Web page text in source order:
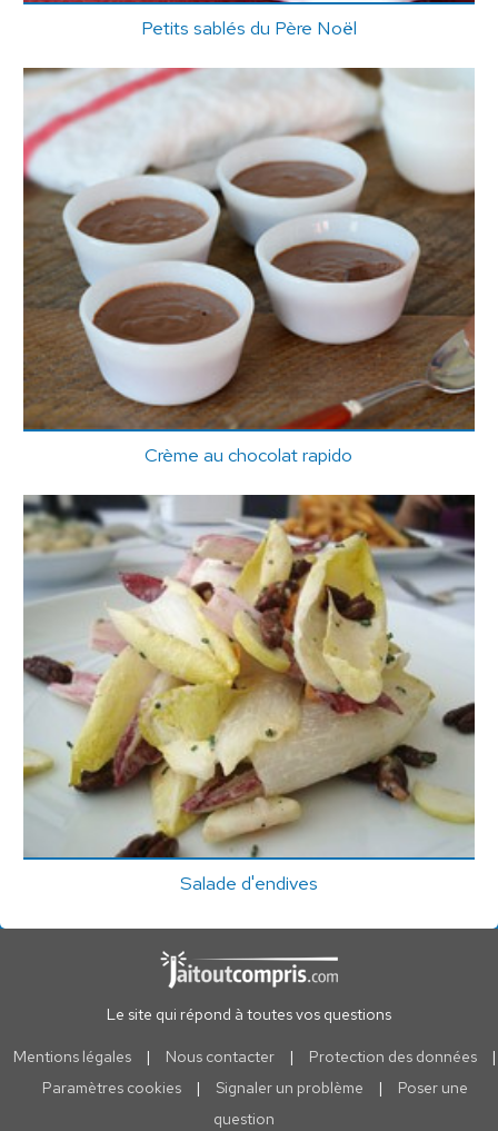
Petits sablés du Père Noël
Crème au chocolat rapido
Salade d'endives
Le site qui répond à toutes vos questions
Mentions légales | Nous contacter | Protection des données
|
Paramètres cookies
| Signaler un problème |
Poser une
question